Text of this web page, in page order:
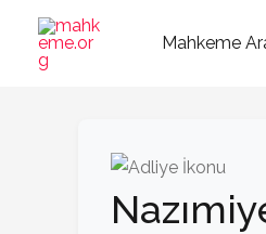
İçeriğe
Mahkeme